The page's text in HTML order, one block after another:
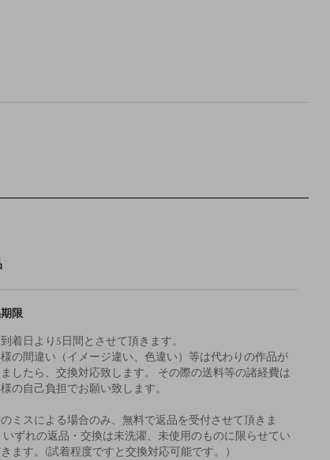
限
着日より5日間とさせて頂きます。
の間違い（イメージ違い、色違い）等は代わりの作品が
したら、交換対応致します。 その際の送料等の諸経費は
の自己負担でお願い致します。
ミスによる場合のみ、無料で返品を受付させて頂きま
いずれの返品・交換は未洗濯、未使用のものに限らせてい
ます。(試着程度ですと交換対応可能です。）